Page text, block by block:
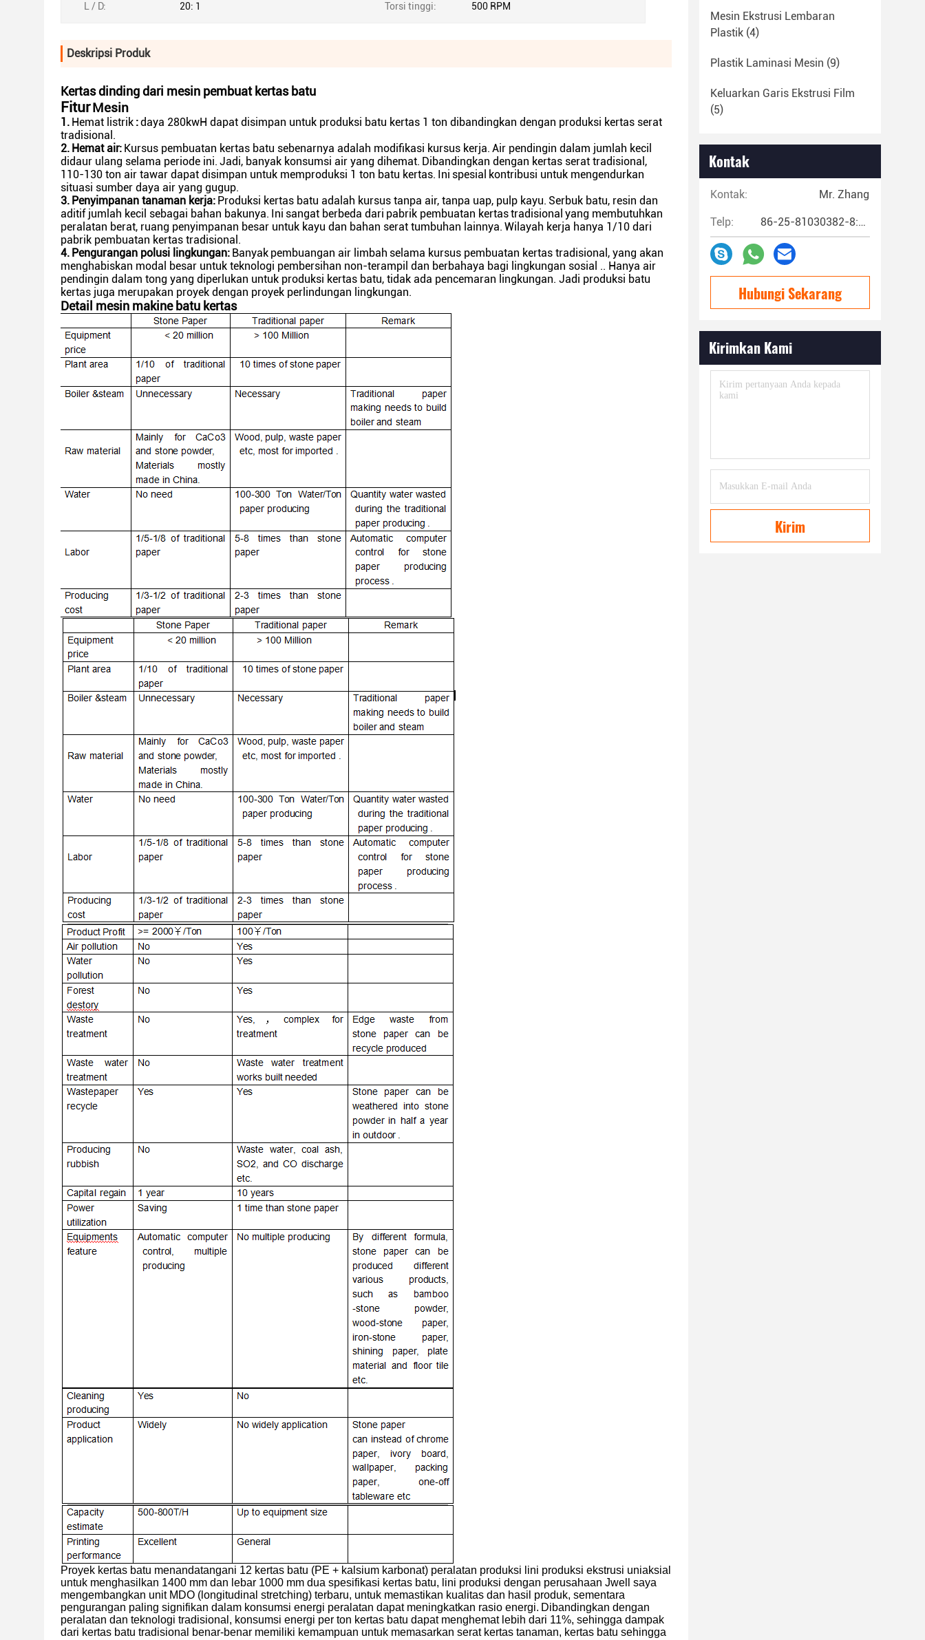
L / D: 20: 1 Torsi tinggi: 500 RPM
Deskripsi Produk
Kertas dinding dari mesin pembuat kertas batu
FiturMesin
1. Hemat listrik :daya 280kwH dapat disimpan untuk produksi batu kertas 1 ton dibandingkan dengan produksi kertas serat
tradisional.
2. Hemat air: Kursus pembuatan kertas batu sebenarnya adalah modifikasi kursus kerja. Air pendingin dalam jumlah kecil
didaur ulang selama periode ini. Jadi, banyak konsumsi air yang dihemat. Dibandingkan dengan kertas serat tradisional,
110-130 ton air tawar dapat disimpan untuk memproduksi 1 ton batu kertas. Ini spesial kontribusi untuk mengendurkan
situasi sumber daya air yang gugup.
3. Penyimpanan tanaman kerja: Produksi kertas batu adalah kursus tanpa air, tanpa uap, pulp kayu. Serbuk batu, resin dan
aditif jumlah kecil sebagai bahan bakunya. Ini sangat berbeda dari pabrik pembuatan kertastradisional yang membutuhkan
peralatan berat, ruang penyimpanan besar untuk kayu dan bahan serat tumbuhan lainnya. Wilayah kerja hanya 1/10 dari
pabrik pembuatan kertas tradisional.
4. Pengurangan polusi lingkungan: Banyak pembuangan air limbah selama kursus pembuatan kertas tradisional, yang akan
menghabiskan modal besar untuk teknologi pembersihan non-terampil dan berbahaya bagi lingkungan sosial .. Hanya air
pendingin dalam tong yang diperlukan untuk produksi kertas batu, tidak ada pencemaran lingkungan. Jadi produksi batu
kertas juga merupakan proyek dengan proyek perlindungan lingkungan.
Detail mesin makine batu kertas
Proyek kertas batu menandatangani 12 kertas batu (PE + kalsium karbonat) peralatan produksi lini produksi ekstrusi uniaksial
untuk menghasilkan 1400 mm dan lebar 1000 mm dua spesifikasi kertas batu, lini produksi dengan perusahaan Jwell saya
mengembangkan unit MDO (longitudinal stretching) terbaru, untuk memastikan kualitas dan hasil produk, sementara
pengurangan paling signifikan dalam konsumsi energi peralatan dapat meningkatkan rasio energi. Dibandingkan dengan
peralatan dan teknologi tradisional, konsumsi energi per ton kertas batu dapat menghemat lebih dari 11%, sehingga dampak
dari kertas batu tradisional benar-benar memiliki kemampuan untuk memasarkan serat kertas tanaman, kertas batu sehingga
Mesin Ekstrusi Lembaran
Plastik (4)
Plastik Laminasi Mesin (9)
Keluarkan Garis Ekstrusi Film
(5)
Kontak
Kontak: Mr. Zhang
Telp: 86-25-81030382-8:00~17:00
Hubungi Sekarang
Kirimkan Kami
Kirim